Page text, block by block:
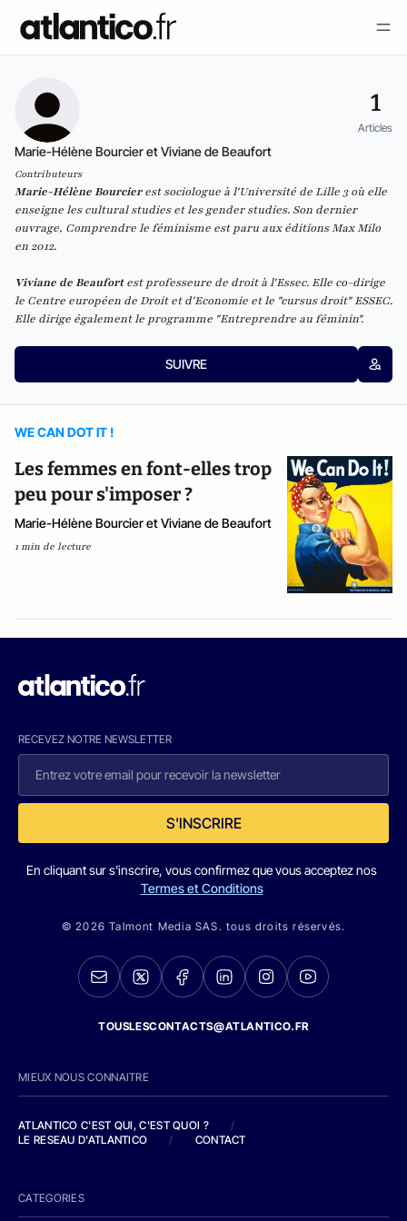
1
Articles
Marie-Hélène Bourcier et Viviane de Beaufort
Contributeurs
Marie-Hélène Bourcierest sociologue à l'Université de Lille 3 où elle
enseigne les cultural studies et les gender studies. Son dernier
ouvrage, Comprendre le féminisme est paru aux éditions Max Milo
en 2012.
Viviane de Beaufortest professeure de droit à l'Essec. Elle co-dirige
le Centre européen de Droit et d'Economie et le "cursus droit" ESSEC.
Elle dirige également le programme "Entreprendre au féminin".
SUIVRE
WE CAN DOT IT !
Les femmes en font-elles trop
peu pour s'imposer ?
Marie-Hélène Bourcier et Viviane de Beaufort
1 min de lecture
RECEVEZ NOTRE NEWSLETTER
S'INSCRIRE
En cliquant sur s'inscrire, vous confirmez que vous acceptez nos
Termes et Conditions
© 2026 Talmont Media SAS. tous droits réservés.
TOUSLESCONTACTS@ATLANTICO.FR
MIEUX NOUS CONNAITRE
ATLANTICO C'EST QUI, C'EST QUOI ?
/
LE RESEAU D'ATLANTICO
/ CONTACT
CATEGORIES